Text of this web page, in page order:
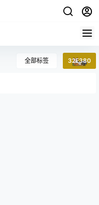
全部标签 32E380